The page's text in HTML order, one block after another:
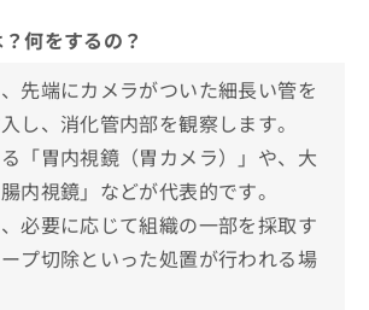
クリニック
科クリニック
内科・胃腸内視鏡クリニック
腸科
腸科外科
クリニック
医院
何をするの？
先端にカメラがついた細長い管を
し、消化管内部を観察します。
「胃内視鏡（胃カメラ）」や、大
内視鏡」などが代表的です。
必要に応じて組織の一部を採取す
プ切除といった処置が行われる場